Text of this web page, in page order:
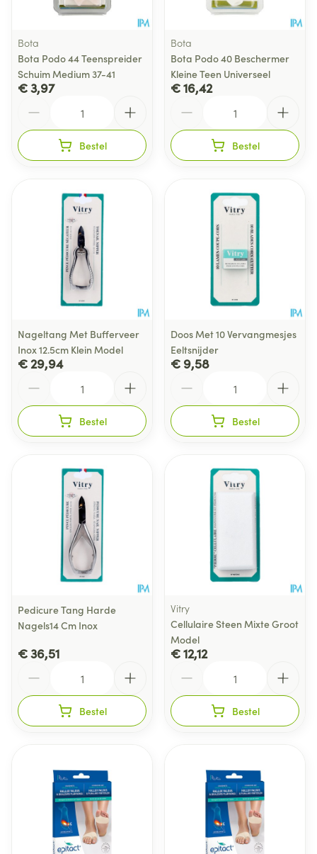
Bota
Bota Podo 44 Teenspreider
Schuim Medium 37-41
€ 3,97
Bestel
Bota
Bota Podo 40 Beschermer
Kleine Teen Universeel
€ 16,42
Bestel
Nageltang Met Bufferveer
Inox 12.5cm Klein Model
€ 29,94
Bestel
Doos Met 10 Vervangmesjes
Eeltsnijder
€ 9,58
Bestel
Pedicure Tang Harde
Nagels14 Cm Inox
€ 36,51
Bestel
Vitry
Cellulaire Steen Mixte Groot
Model
€ 12,12
Bestel